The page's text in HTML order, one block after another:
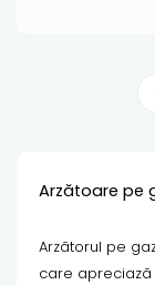
Arzătoare pe
Arzătorul pe
care